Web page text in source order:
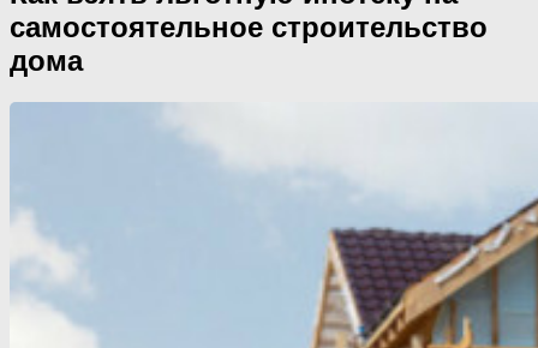
самостоятельное строительство
дома